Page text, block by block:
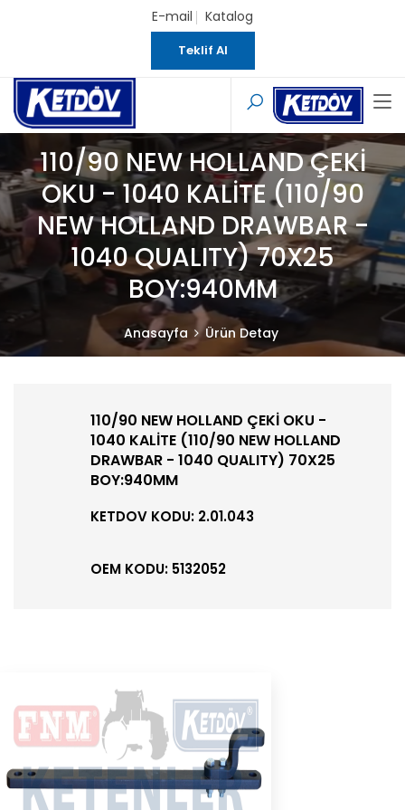
E-mail Katalog
Teklif Al
110/90 NEW HOLLAND ÇEKİ
OKU - 1040 KALİTE (110/90
NEW HOLLAND DRAWBAR -
1040 QUALITY) 70X25
BOY:940MM
Anasayfa Ürün Detay
110/90 NEW HOLLAND ÇEKİ OKU -
1040 KALİTE (110/90 NEW HOLLAND
DRAWBAR - 1040 QUALITY) 70X25
BOY:940MM
KETDOV KODU: 2.01.043
OEM KODU: 5132052